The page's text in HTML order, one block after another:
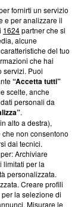
Blasting
impegniamo a
aderenza a
non è
di farne
verifica di
fornirti un servizio
e per analizzare il
1624partner che si
alcune
del tuo
che hai
servizi. Puoi
“Accetta tutti”
scelte, anche
personali da
.
in alto a destra),
non consentono
dai tecnici.
Archiviare
limitati per la
personalizzata.
Creare profili
la selezione di
Misurare le